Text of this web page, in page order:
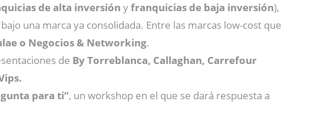
de alta inversión yfranquicias de baja inversión),
una marca ya consolidada. Entre las marcas low-cost que
o Negocios & Networking.
de By Torreblanca, Callaghan, Carrefour
para ti”, un workshop en el que se dará respuesta a